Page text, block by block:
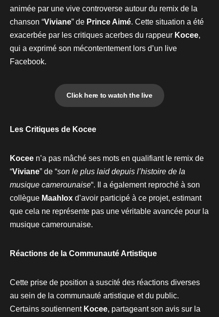
animée par une vive controverse autour du remix de la
chanson “Viviane” de Prince Aimé. Cette situation a été
exacerbée par les critiques acerbes du rappeur Kocee,
qui a exprimé son mécontentement lors d’un live
Facebook.
Click here to watch the live
Les Critiques de Kocee
Kocee n’a pas mâché ses mots en qualifiant le remix de
“Viviane” de “son le plus laid depuis l’histoire de la
musique camerounaise“. Il a également reproché à son
collègue Maahlox d’avoir participé à ce projet, estimant
que cela ne représente pas une véritable avancée pour la
musique camerounaise.
Réactions de la Communauté Artistique
Cette prise de position a suscité des réactions diverses
au sein de la communauté artistique et du public.
Certains soutiennent Kocee, partageant son avis sur la